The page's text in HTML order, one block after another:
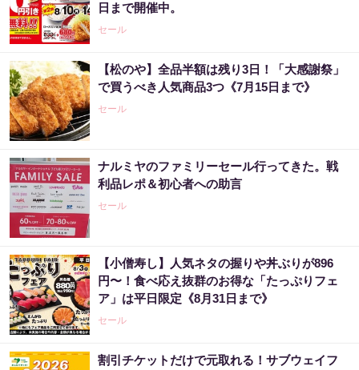
日まで開催中。
セール
【松のや】全品半額は残り3日！「大感謝祭」
で買うべき人気商品3つ《7月15日まで》
セール
ナルミヤのファミリーセール行ってきた。戦
利品レポ＆初心者への助言
セール
【小僧寿し】人気ネタの握りや丼ぶりが896
円〜！食べ応え抜群のお得な「たっぷりフェ
ア」は平日限定《8月31日まで》
セール
割引チケットだけで元取れる！サブウェイフ